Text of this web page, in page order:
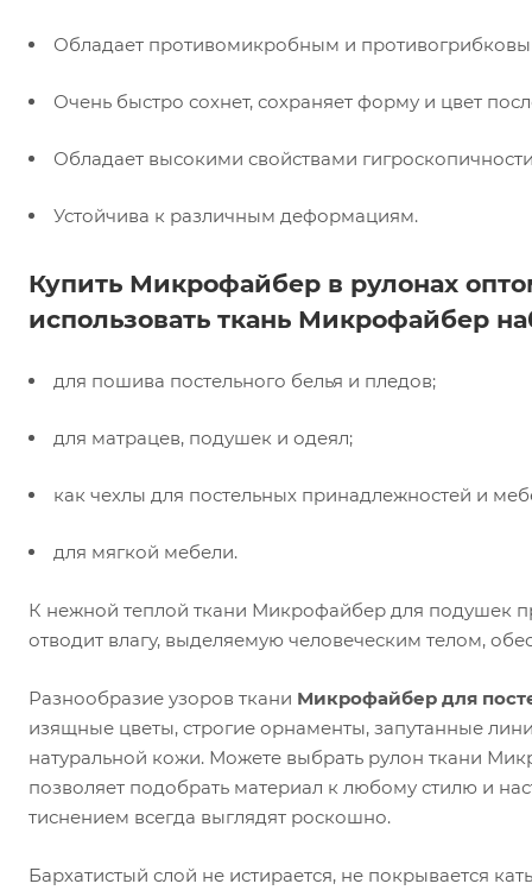
Обладает противомикробным и
Очень быстро сохнет, сохраняет форму и цвет
Обладает высокими свойствами
Устойчива к различным деформациям.
Купить Микрофайбер в рулонах
использовать ткань Микрофайбер
для пошива постельного белья и пледов;
для матрацев, подушек и одеял;
как чехлы для постельных принадлежностей и
для мягкой мебели.
К нежной теплой ткани Микрофайбер для подушек
отводит влагу, выделяемую человеческим телом,
Разнообразие узоров ткани Микрофайбер для
изящные цветы, строгие орнаменты, запутанные
натуральной кожи. Можете выбрать рулон ткани
позволяет подобрать материал к любому стилю и
тиснением всегда выглядят роскошно.
Бархатистый слой не истирается, не покрывается